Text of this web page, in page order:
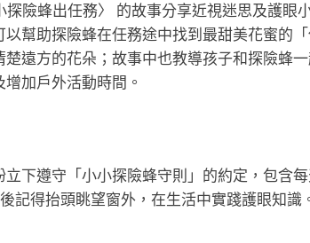
探險蜂出任務〉 的故事分享近視迷思及護眼
以幫助探險蜂在任務途中找到最甜美花蜜的
楚遠方的花朵；故事中也教導孩子和探險蜂
加戶外活動時間。
下遵守「小小探險蜂守則」的約定，包含
記得抬頭眺望窗外，在生活中實踐護眼知識